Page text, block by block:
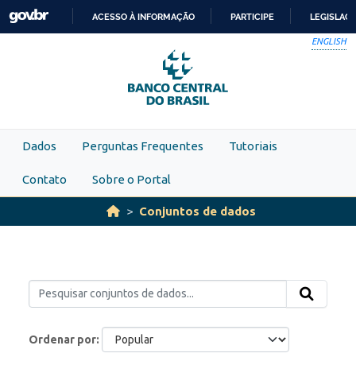
Skip to main content
PARA
O
CONTEÚDO
ACESSO À INFORMAÇÃO PARTICIPE
ENGLISH
Dados Perguntas Frequentes Tutoriais
Contato Sobre o Portal
Conjuntos de dados
Ordenar por